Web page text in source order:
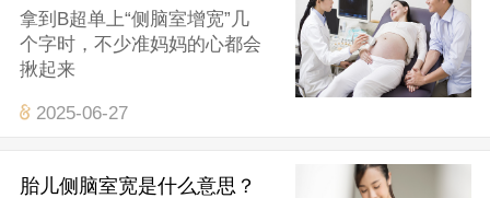
拿到B超单上“侧脑室增宽”几
个字时，不少准妈妈的心都会
揪起来
2025-06-27
胎儿侧脑室宽是什么意思？